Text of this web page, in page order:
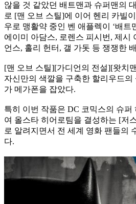
않을 것 같았던 배트맨과 슈퍼맨의
로 [맨 오브 스틸]에 이어 헨리 카빌
우로 맹활약 중인 벤 애플렉이 ‘배트
에이미 아담스, 로렌스 피시번, 제시
언스, 홀리 헌터, 갤 가돗 등 쟁쟁한
[맨 오브 스틸][가디언의 전설][왓치
자신만의 색깔을 구축한 할리우드의
가 메가폰을 잡았다.
특히 이번 작품은 DC 코믹스의 슈퍼
여 올스타 히어로팀을 결성하는 [저
로 알려지면서 전 세계 영화 팬들의
다.